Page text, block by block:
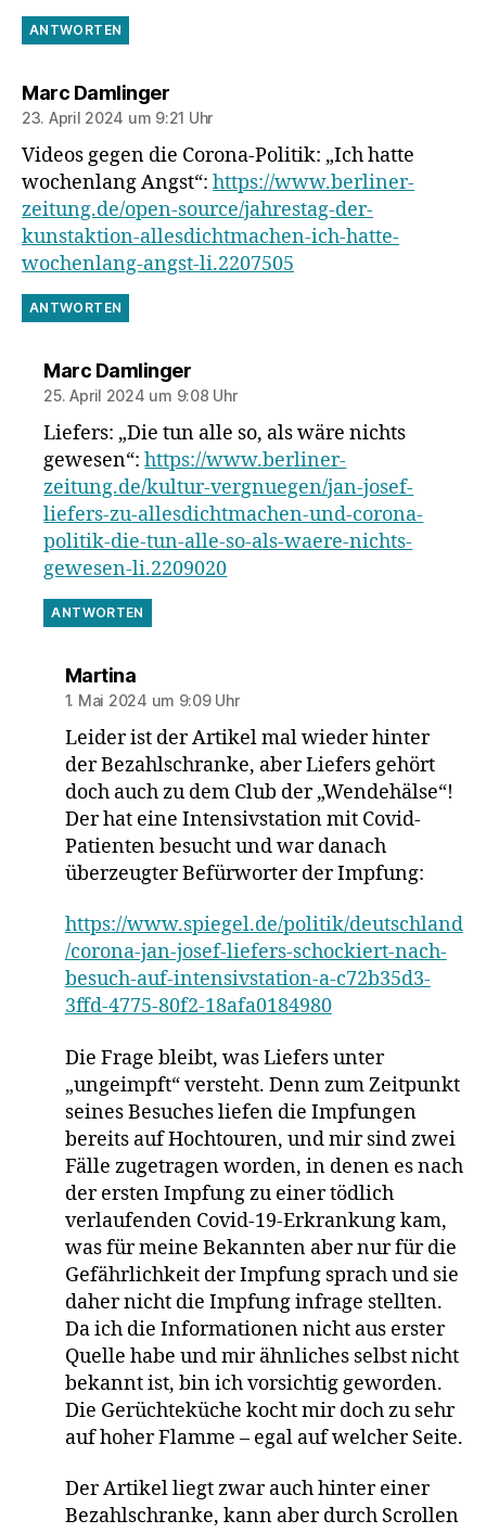
ANTWORTEN
Marc Damlingersagt:
23. April 2024 um 9:21 Uhr
Videos gegen die Corona-Politik: „Ich hatte
wochenlang Angst“: https://www.berliner-
zeitung.de/open-source/jahrestag-der-
kunstaktion-allesdichtmachen-ich-hatte-
wochenlang-angst-li.2207505
ANTWORTEN
Marc Damlingersagt:
25. April 2024 um 9:08 Uhr
Liefers: „Die tun alle so, als wäre nichts
gewesen“:https://www.berliner-
zeitung.de/kultur-vergnuegen/jan-josef-
liefers-zu-allesdichtmachen-und-corona-
politik-die-tun-alle-so-als-waere-nichts-
gewesen-li.2209020
ANTWORTEN
Martinasagt:
1. Mai 2024 um 9:09 Uhr
Leider ist der Artikel mal wieder hinter
der Bezahlschranke, aber Liefers gehört
doch auch zu dem Club der „Wendehälse“!
Der hat eine Intensivstation mit Covid-
Patienten besucht und war danach
überzeugter Befürworter der Impfung:
https://www.spiegel.de/politik/deutschland
/corona-jan-josef-liefers-schockiert-nach-
besuch-auf-intensivstation-a-c72b35d3-
3ffd-4775-80f2-18afa0184980
Die Frage bleibt, was Liefers unter
„ungeimpft“ versteht. Denn zum Zeitpunkt
seines Besuches liefen die Impfungen
bereits auf Hochtouren, und mir sind zwei
Fälle zugetragen worden, in denen es nach
der ersten Impfung zu einer tödlich
verlaufenden Covid-19-Erkrankung kam,
was für meine Bekannten aber nur für die
Gefährlichkeit der Impfung sprach und sie
daher nicht die Impfung infrage stellten.
Da ich die Informationen nicht aus erster
Quelle habe und mir ähnliches selbst nicht
bekannt ist, bin ich vorsichtig geworden.
Die Gerüchteküche kocht mir doch zu sehr
auf hoher Flamme – egal auf welcher Seite.
Der Artikel liegt zwar auch hinter einer
Bezahlschranke, kann aber durch Scrollen